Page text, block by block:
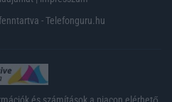
- Telefonguru.hu
és számítások a piacon elérhető